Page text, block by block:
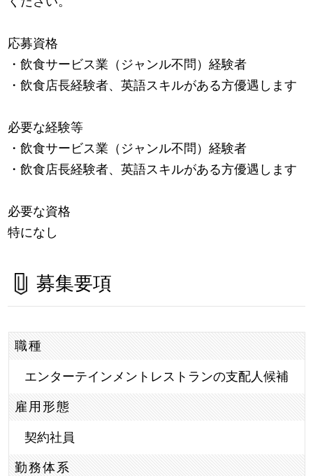
応募資格
・飲食サービス業（ジャンル不問）経験者
・飲食店長経験者、英語スキルがある方優遇します
必要な経験等
・飲食サービス業（ジャンル不問）経験者
・飲食店長経験者、英語スキルがある方優遇します
必要な資格
特になし
募集要項
職種
エンターテインメントレストランの支配人候補
雇用形態
契約社員
勤務体系